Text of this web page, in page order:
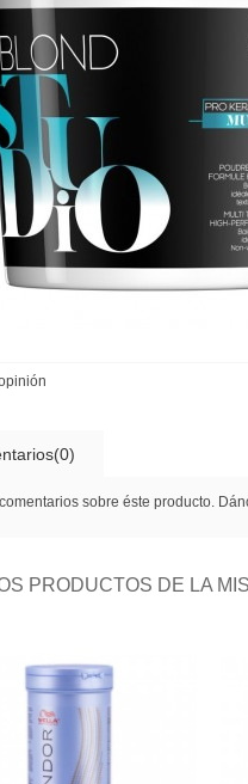
sobre éste producto.
PRODUCTOS DE LA